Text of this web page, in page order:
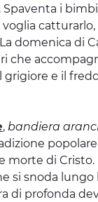
i
domenica di
che
e il
, bandiera
morte di
si snoda
di profonda